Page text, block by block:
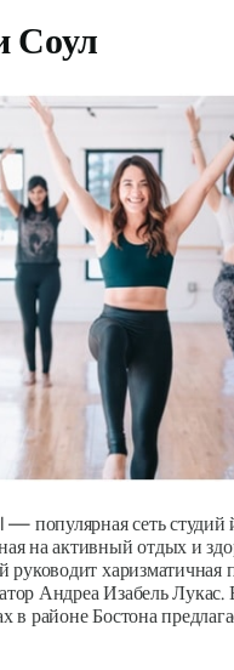
Соул
популярная сеть студий
на активный отдых и
руководит харизматичная
Андреа Изабель Лукас.
в районе Бостона